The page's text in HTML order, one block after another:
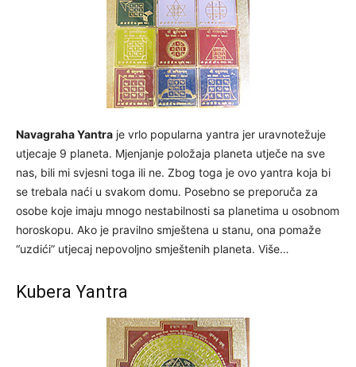
Navagraha Yantra je vrlo popularna yantra jer uravnotežuje
utjecaje 9 planeta. Mjenjanje položaja planeta utječe na sve
nas, bili mi svjesni toga ili ne. Zbog toga je ovo yantra koja bi
se trebala naći u svakom domu. Posebno se preporuča za
osobe koje imaju mnogo nestabilnosti sa planetima u osobnom
horoskopu. Ako je pravilno smještena u stanu, ona pomaže
“uzdići” utjecaj nepovoljno smještenih planeta. Više…
Kubera Yantra